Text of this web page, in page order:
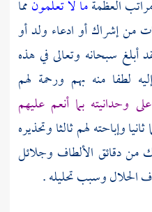
العظمةما لا تعلمونمما
من إشراك أو ادعاء ولد أو
أبلغ سبحانه وتعالى في هذه
لطفا منه بهم ورحمة لهم
وحدانيته بما أنعم عليهم
وإباحته لهم ثالثا وتحذيره
من دقائق الألطاف وجلائل
الحلال وسبب تحليله .